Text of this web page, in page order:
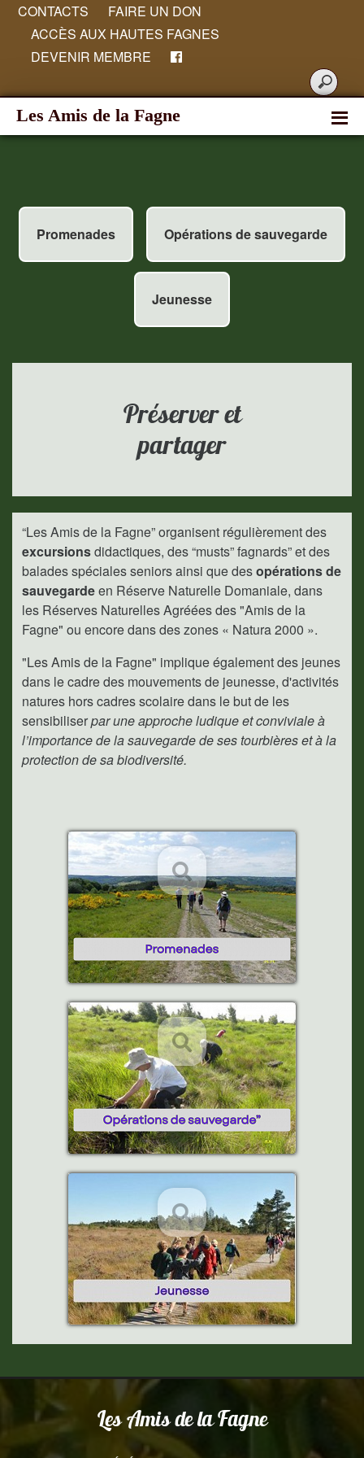
CONTACTS
FAIRE UN DON
ACCÈS AUX HAUTES FAGNES
DEVENIR MEMBRE
Les Amis de la Fagne
Promenades Opérations de sauvegarde
Jeunesse
Préserver et
partager
“Les Amis de la Fagne” organisent régulièrement des
excursionsdidactiques, des “musts” fagnards” et des
balades spéciales seniors ainsi que desopérations de
sauvegardeen Réserve Naturelle Domaniale, dans
les Réserves Naturelles Agréées des "Amis de la
Fagne" ou encore dans des zones « Natura 2000 ».
"Les Amis de la Fagne" implique également des jeunes
dans le cadre des mouvements de jeunesse, d'activités
natures hors cadres scolaire dans le but de les
sensibiliserpar une approche ludique et conviviale à
l’importance de la sauvegarde de ses tourbières et à la
protection de sa biodiversité.
Promenades
Opérations de
sauvegarde
Jeunesse
Les Amis de la Fagne